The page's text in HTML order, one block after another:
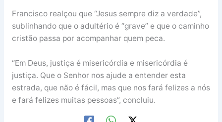
Francisco realçou que “Jesus sempre diz a verdade”,
sublinhando que o adultério é “grave” e que o caminho
cristão passa por acompanhar quem peca.
“Em Deus, justiça é misericórdia e misericórdia é
justiça. Que o Senhor nos ajude a entender esta
estrada, que não é fácil, mas que nos fará felizes a nós
e fará felizes muitas pessoas”, concluiu.